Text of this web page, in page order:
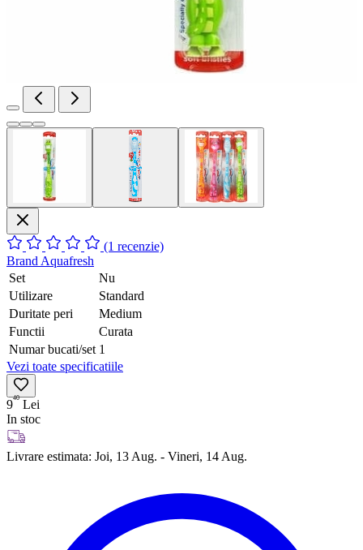
(1 recenzie)
Brand Aquafresh
Set
Nu
Utilizare
Standard
Duritate peri
Medium
Functii
Curata
Numar bucati/set 1
Vezi toate specificatiile
940 Lei
In stoc
Livrare estimata: Joi, 13 Aug. - Vineri, 14 Aug.